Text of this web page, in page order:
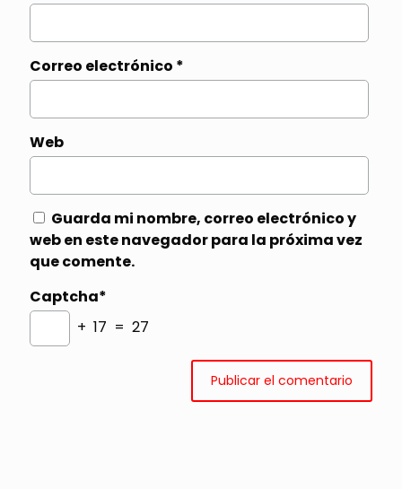
Correo electrónico *
Web
Guarda mi nombre, correo electrónico y
web en este navegador para la próxima vez
que comente.
Captcha*
+ 17 = 27